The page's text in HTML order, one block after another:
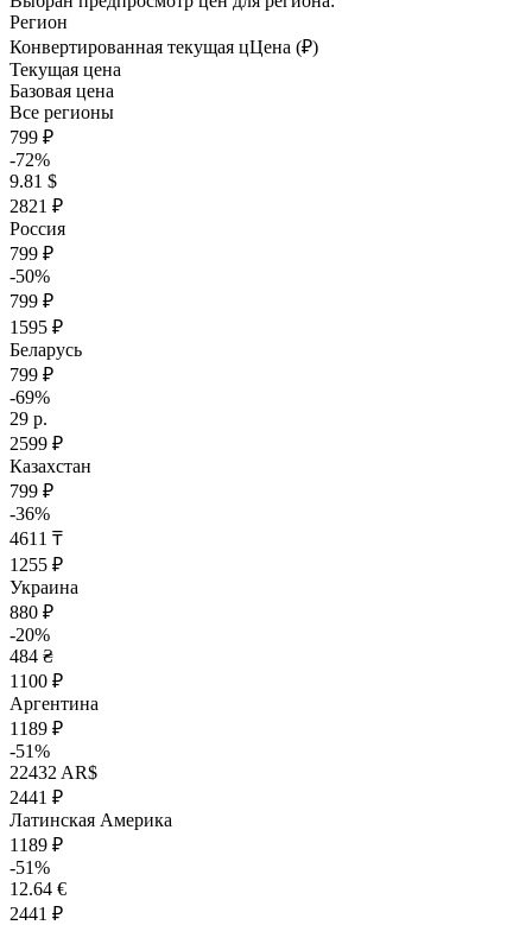
Регион
Конвертированная текущая цЦена (₽)
Текущая цена
Базовая цена
Все регионы
799 ₽
-72%
9.81 $
2821 ₽
Россия
799 ₽
-50%
799 ₽
1595 ₽
Беларусь
799 ₽
-69%
29 р.
2599 ₽
Казахстан
799 ₽
-36%
4611 ₸
1255 ₽
Украина
880 ₽
-20%
484 ₴
1100 ₽
Аргентина
1189 ₽
-51%
22432 AR$
2441 ₽
Латинская Америка
1189 ₽
-51%
12.64 €
2441 ₽